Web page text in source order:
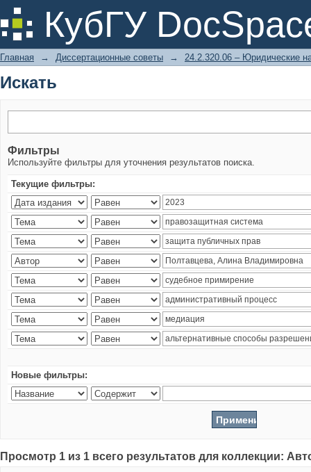
КубГУ
Искать
Главная → Диссертационные советы → 24.2.320.06 – Юридические
Искать
Фильтры
Используйте фильтры для уточнения результатов поиска.
Текущие фильтры:
Новые фильтры:
Просмотр 1 из 1 всего результатов для коллекции: